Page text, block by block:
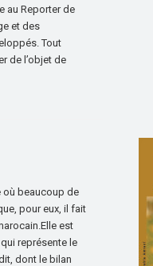
au Reporter de
et des
Tout
de l’objet de
où beaucoup de
pour eux, il fait
est
représente le
dont le bilan